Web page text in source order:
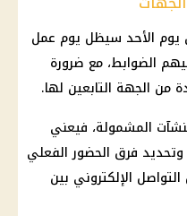
يوم الأحد سيظل يوم عمل
الضوابط، مع ضرورة
من الجهة التابعين لها.
المشمولة، فيعني
وتحديد فرق الحضور الفعلي
الإلكتروني بين